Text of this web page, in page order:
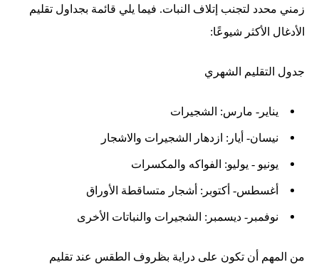
زمني محدد لتجنب إتلاف النبات. فيما يلي قائمة بجداول تقليم
الأدغال الأكثر شيوعًا:
جدول التقليم الشهري
يناير- مارس: الشجيرات
نيسان- أيار: ازدهار الشجيرات والاشجار
يونيو - يوليو: الفواكه والمكسرات
أغسطس- أكتوبر: أشجار متساقطة الأوراق
نوفمبر- ديسمبر: الشجيرات والنباتات الأخرى
من المهم أن تكون على دراية بظروف الطقس عند تقليم